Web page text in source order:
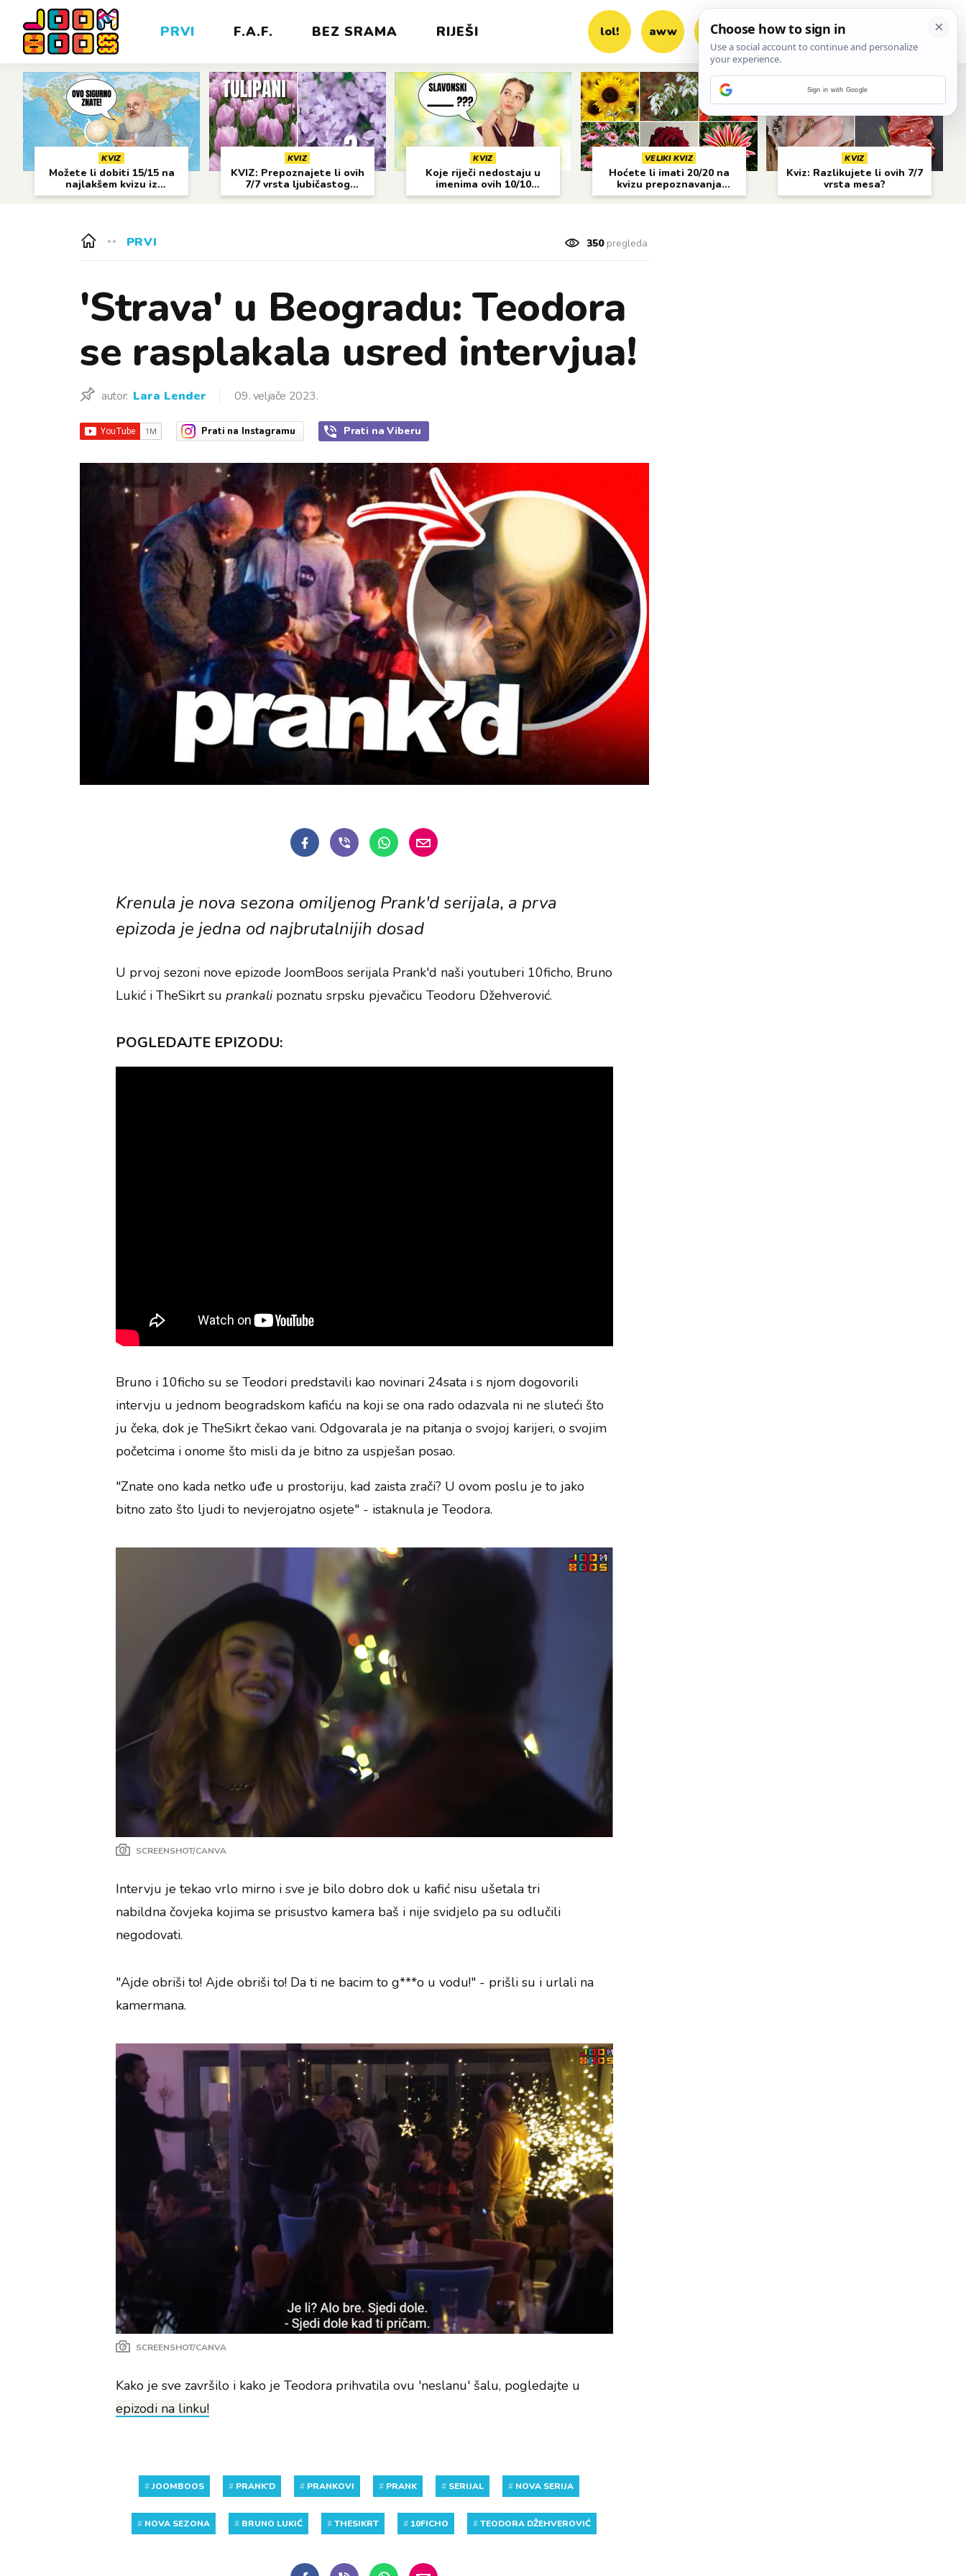
PRVI F.A.F. BEZ SRAMA RIJEŠI lol! aww vrh! woot?!
KVIZ
Možete li dobiti 15/15 na
najlakšem kvizu iz
geografije?
KVIZ
KVIZ: Prepoznajete li ovih
7/7 vrsta ljubičastog
cvijeća?
KVIZ
Koje riječi nedostaju u
imenima ovih 10/10
gradova?
VELIKI KVIZ
Hoćete li imati 20/20 na
kvizu prepoznavanja
cvijeća?
KVIZ
Kviz: Razlikujete li ovih 7/7
vrsta mesa?
PRVI 350pregleda
'Strava' u Beogradu: Teodora
se rasplakala usred intervjua!
autor: Lara Lender 09. veljače 2023.
Prati na Instagramu Prati na Viberu
Krenula je nova sezona omiljenog Prank'd serijala, a prva
epizoda je jedna od najbrutalnijih dosad
U prvoj sezoni nove epizode JoomBoos serijala Prank'd naši youtuberi 10ficho, Bruno
Lukić i TheSikrt suprankalipoznatu srpsku pjevačicu Teodoru Džehverović.
POGLEDAJTE EPIZODU:
Bruno i 10ficho su se Teodori predstavili kao novinari 24sata i s njom dogovorili
intervju u jednom beogradskom kafiću na koji se ona rado odazvala ni ne sluteći što
ju čeka, dok je TheSikrt čekao vani. Odgovarala je na pitanja o svojoj karijeri, o svojim
početcima i onome što misli da je bitno za uspješan posao.
"Znate ono kada netko uđe u prostoriju, kad zaista zrači? U ovom poslu je to jako
bitno zato što ljudi to nevjerojatno osjete" - istaknula je Teodora.
SCREENSHOT/CANVA
Intervju je tekao vrlo mirno i sve je bilo dobro dok u kafić nisu ušetala tri
nabildna čovjeka kojima se prisustvo kamera baš i nije svidjelo pa su odlučili
negodovati.
"Ajde obriši to! Ajde obriši to! Da ti ne bacim to g***o u vodu!" - prišli su i urlali na
kamermana.
SCREENSHOT/CANVA
Kako je sve završilo i kako je Teodora prihvatila ovu 'neslanu' šalu, pogledajte u
epizodi na linku!
#JOOMBOOS # PRANK'D # PRANKOVI # PRANK # SERIJAL # NOVA SERIJA
# NOVA SEZONA # BRUNO LUKIĆ #THESIKRT # 10FICHO #TEODORA DŽEHVEROVIĆ
Sign in with Google